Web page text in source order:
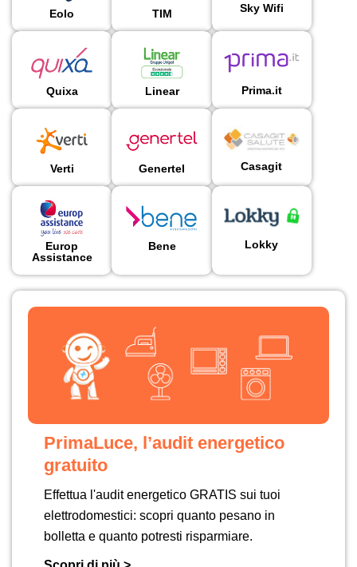
Eolo TIM Sky Wifi
Quixa Linear Prima.it
Verti Genertel Casagit
Europ
Assistance
Bene Lokky
PrimaLuce, l’audit energetico
gratuito
Effettua l'audit energetico GRATIS sui tuoi
elettrodomestici: scopri quanto pesano in
bolletta e quanto potresti risparmiare.